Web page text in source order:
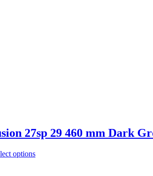
27sp 29 460 mm Dark
options